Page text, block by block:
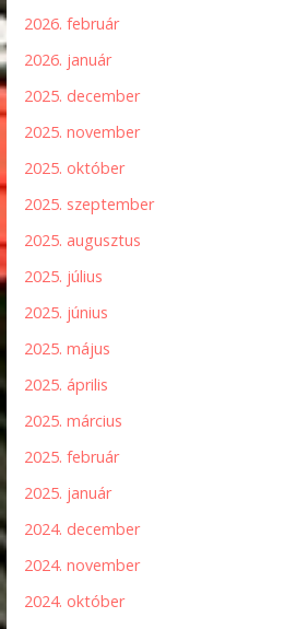
2026. február
2026. január
2025. december
2025. november
2025. október
2025. szeptember
2025. augusztus
2025. július
2025. június
2025. május
2025. április
2025. március
2025. február
2025. január
2024. december
2024. november
2024. október